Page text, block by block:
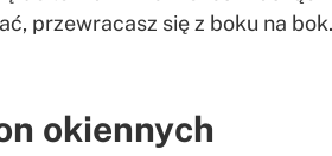
przewracasz się z boku na
okiennych